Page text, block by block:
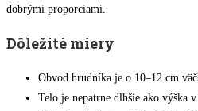
dobrými proporciami.
Dôležité miery
Obvod hrudníka je o 10–12 cm
Telo je nepatrne dlhšie ako výška